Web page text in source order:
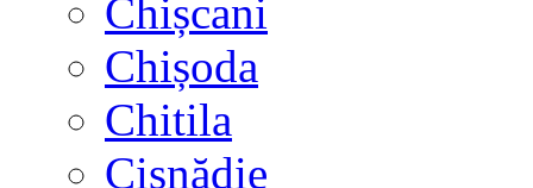
Chișcani
Chișoda
Chitila
Cisnădie